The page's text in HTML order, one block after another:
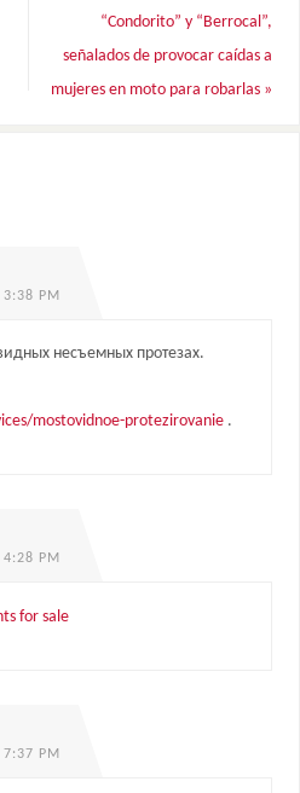
“Condorito” y “Berrocal”,
señalados de provocar caídas a
mujeres en moto para robarlas »
3:38 PM
несъемных протезах.
mostovidnoe-protezirovanie.
4:28 PM
for sale
7:37 PM